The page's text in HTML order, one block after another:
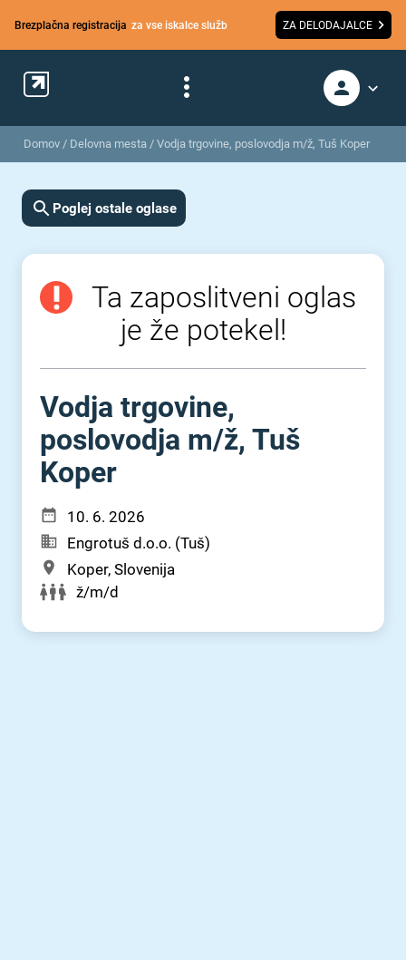
Brezplačna registracija za vse iskalce služb ZA DELODAJALCE
Domov / Delovna mesta / Vodja trgovine, poslovodja m/ž, Tuš Koper
Poglej ostale oglase
Ta zaposlitveni oglas
je že potekel!
Vodja trgovine,
poslovodja m⁠/⁠ž, Tuš
Koper
10. 6. 2026
Engrotuš d.o.o. (Tuš)
Koper, Slovenija
ž/m/d